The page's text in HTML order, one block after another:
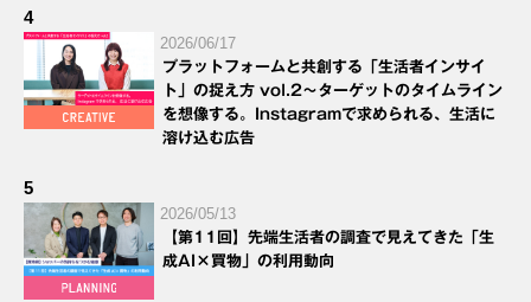
4
2026/06/17
プラットフォームと共創する「生活者インサイ
ト」の捉え方 vol.2～ターゲットのタイムライン
を想像する。Instagramで求められる、生活に
溶け込む広告
5
2026/05/13
【第11回】先端生活者の調査で見えてきた「生
成AI×買物」の利用動向